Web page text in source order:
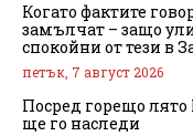
Когато фактите
замълчат – защо
спокойни от тези в
петък, 7 август 2026
Посред горещо
ще го наследи